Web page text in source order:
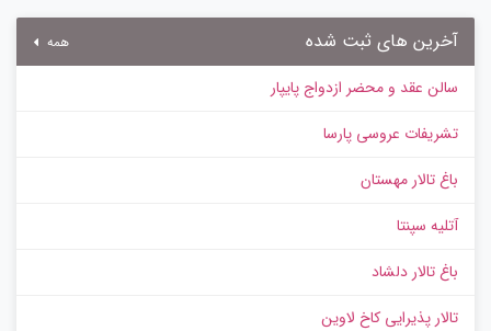
آخرین های ثبت شده همه
سالن عقد و محضر ازدواج پایپار
تشریفات عروسی پارسا
باغ تالار مهستان
آتلیه سپنتا
باغ تالار دلشاد
تالار پذیرایی کاخ لاوین